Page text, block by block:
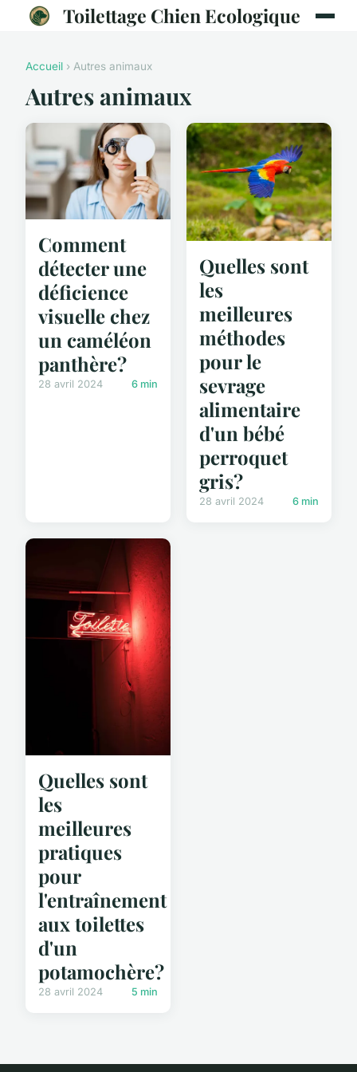
Toilettage Chien Ecologique
Accueil › Autres animaux
Autres animaux
Comment
détecter une
déficience
visuelle chez
un caméléon
panthère?
28 avril 2024 6 min
Quelles sont
les
meilleures
méthodes
pour le
sevrage
alimentaire
d'un bébé
perroquet
gris?
28 avril 2024 6 min
Quelles sont
les
meilleures
pratiques
pour
l'entraînement
aux toilettes
d'un
potamochère?
28 avril 2024 5 min